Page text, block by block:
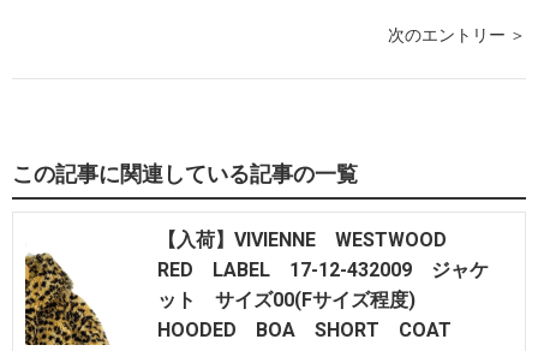
次のエントリー ＞
この記事に関連している記事の一覧
【入荷】VIVIENNE WESTWOOD
RED LABEL 17-12-432009 ジャケ
ット サイズ00(Fサイズ程度)
HOODED BOA SHORT COAT